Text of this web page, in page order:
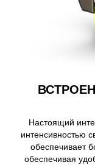
Настоящий
интенсивностью
обеспечивает
обеспечивая